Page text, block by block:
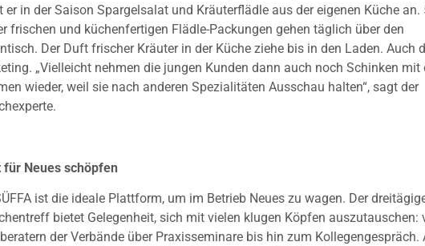
er in der Saison Spargelsalat und Kräuterflädle aus der eigenen Küche an.
frischen und küchenfertigen Flädle-Packungen gehen täglich über den
Der Duft frischer Kräuter in der Küche ziehe bis in den Laden. Auch
„Vielleicht nehmen die jungen Kunden dann auch noch Schinken mit
wieder, weil sie nach anderen Spezialitäten Ausschau halten“, sagt der
für Neues schöpfen
ist die ideale Plattform, um im Betrieb Neues zu wagen. Der
bietet Gelegenheit, sich mit vielen klugen Köpfen auszutauschen:
der Verbände über Praxisseminare bis hin zum Kollegengespräch.